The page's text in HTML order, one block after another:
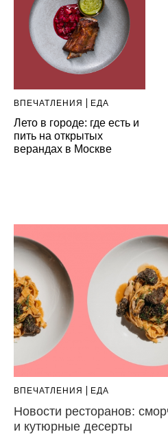
ВПЕЧАТЛЕНИЯ ЕДА
Лето в городе: где есть и
пить на открытых
верандах в Москве
ВПЕЧАТЛЕНИЯ ЕДА
Новости ресторанов:
и кутюрные десерты